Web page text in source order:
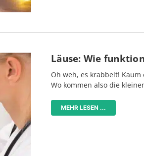
Läuse: Wie
Oh weh, es krabbelt!
Wo kommen also die
MEHR LESEN ...